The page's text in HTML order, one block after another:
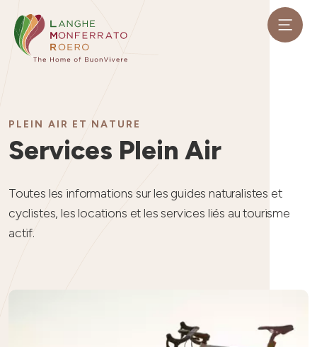
PLEIN AIR ET NATURE
Services Plein Air
Toutes les informations sur les guides naturalistes et
cyclistes, les locations et les services liés au tourisme
actif.